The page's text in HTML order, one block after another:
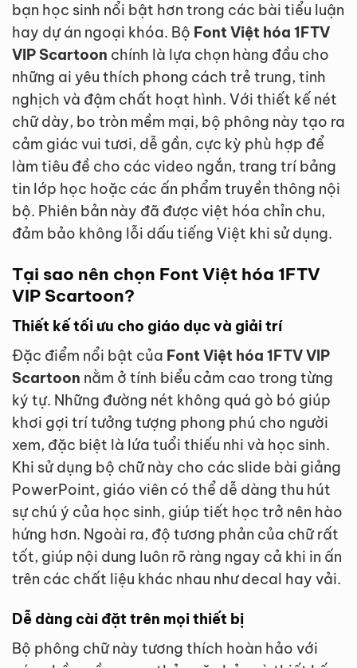
bạn học sinh nổi bật hơn trong các bài tiểu luận
hay dự án ngoại khóa. Bộ Font Việt hóa 1FTV
VIP Scartoon chính là lựa chọn hàng đầu cho
những ai yêu thích phong cách trẻ trung, tinh
nghịch và đậm chất hoạt hình. Với thiết kế nét
chữ dày, bo tròn mềm mại, bộ phông này tạo ra
cảm giác vui tươi, dễ gần, cực kỳ phù hợp để
làm tiêu đề cho các video ngắn, trang trí bảng
tin lớp học hoặc các ấn phẩm truyền thông nội
bộ. Phiên bản này đã được việt hóa chỉn chu,
đảm bảo không lỗi dấu tiếng Việt khi sử dụng.
Tại sao nên chọn Font Việt hóa 1FTV
VIP Scartoon?
Thiết kế tối ưu cho giáo dục và giải trí
Đặc điểm nổi bật của Font Việt hóa 1FTV VIP
Scartoon nằm ở tính biểu cảm cao trong từng
ký tự. Những đường nét không quá gò bó giúp
khơi gợi trí tưởng tượng phong phú cho người
xem, đặc biệt là lứa tuổi thiếu nhi và học sinh.
Khi sử dụng bộ chữ này cho các slide bài giảng
PowerPoint, giáo viên có thể dễ dàng thu hút
sự chú ý của học sinh, giúp tiết học trở nên hào
hứng hơn. Ngoài ra, độ tương phản của chữ rất
tốt, giúp nội dung luôn rõ ràng ngay cả khi in ấn
trên các chất liệu khác nhau như decal hay vải.
Dễ dàng cài đặt trên mọi thiết bị
Bộ phông chữ này tương thích hoàn hảo với